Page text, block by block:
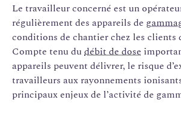
Le travailleur concerné est un
régulièrement des appareils de
conditions de chantier chez les clients
Compte tenu dudébit de dose
appareils peuvent délivrer, le risque
travailleurs aux rayonnements
principaux enjeux de l’activité de